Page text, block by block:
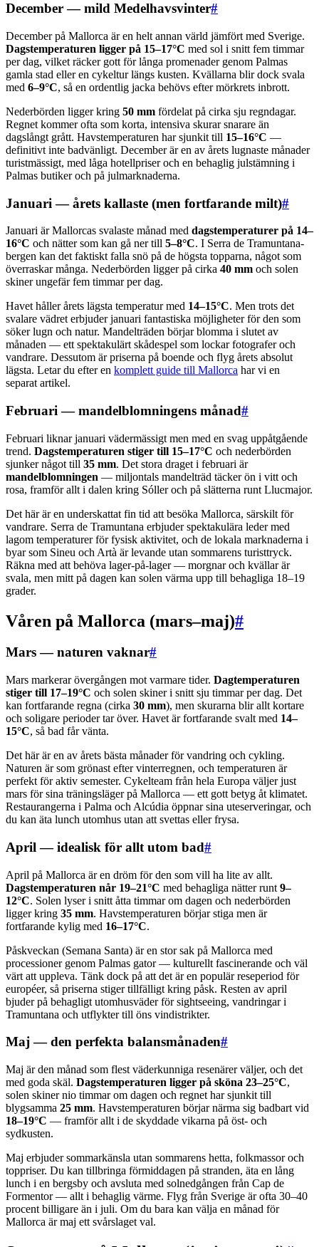
December — mild Medelhavsvinter#
December på Mallorca är en helt annan värld jämfört med Sverige.
Dagstemperaturen ligger på 15–17°C med sol i snitt fem timmar
per dag, vilket räcker gott för långa promenader genom Palmas
gamla stad eller en cykeltur längs kusten. Kvällarna blir dock svala
med 6–9°C, så en ordentlig jacka behövs efter mörkrets inbrott.
Nederbörden ligger kring 50 mm fördelat på cirka sju regndagar.
Regnet kommer ofta som korta, intensiva skurar snarare än
dagslångt grått. Havstemperaturen har sjunkit till 15–16°C —
definitivt inte badvänligt. December är en av årets lugnaste månader
turistmässigt, med låga hotellpriser och en behaglig julstämning i
Palmas butiker och på julmarknaderna.
Januari — årets kallaste (men fortfarande milt)#
Januari är Mallorcas svalaste månad med dagstemperaturer på 14–
16°C och nätter som kan gå ner till 5–8°C. I Serra de Tramuntana-
bergen kan det faktiskt falla snö på de högsta topparna, något som
överraskar många. Nederbörden ligger på cirka 40 mm och solen
skiner ungefär fem timmar per dag.
Havet håller årets lägsta temperatur med 14–15°C. Men trots det
svalare vädret erbjuder januari fantastiska möjligheter för den som
söker lugn och natur. Mandelträden börjar blomma i slutet av
månaden — ett spektakulärt skådespel som lockar fotografer och
vandrare. Dessutom är priserna på boende och flyg årets absolut
lägsta. Letar du efter en komplett guide till Mallorca har vi en
separat artikel.
Februari — mandelblomningens månad#
Februari liknar januari vädermässigt men med en svag uppåtgående
trend. Dagstemperaturen stiger till 15–17°C och nederbörden
sjunker något till 35 mm. Det stora draget i februari är
mandelblomningen — miljontals mandelträd täcker ön i vitt och
rosa, framför allt i dalen kring Sóller och på slätterna runt Llucmajor.
Det här är en underskattat fin tid att besöka Mallorca, särskilt för
vandrare. Serra de Tramuntana erbjuder spektakulära leder med
lagom temperaturer för fysisk aktivitet, och de lokala marknaderna i
byar som Sineu och Artà är levande utan sommarens turisttryck.
Räkna med att behöva lager-på-lager — morgnar och kvällar är
svala, men mitt på dagen kan solen värma upp till behagliga 18–19
grader.
Våren på Mallorca (mars–maj)#
Mars — naturen vaknar#
Mars markerar övergången mot varmare tider. Dagtemperaturen
stiger till 17–19°C och solen skiner i snitt sju timmar per dag. Det
kan fortfarande regna (cirka 30 mm), men skurarna blir allt kortare
och soligare perioder tar över. Havet är fortfarande svalt med 14–
15°C, så bad får vänta.
Det här är en av årets bästa månader för vandring och cykling.
Naturen är som grönast efter vinterregnen, och temperaturen är
perfekt för aktiv semester. Cykelteam från hela Europa väljer just
mars för sina träningsläger på Mallorca — ett gott betyg åt klimatet.
Restaurangerna i Palma och Alcúdia öppnar sina uteserveringar, och
du kan äta lunch utomhus utan att svettas eller frysa.
April — idealisk för allt utom bad#
April på Mallorca är en dröm för den som vill ha lite av allt.
Dagstemperaturen når 19–21°C med behagliga nätter runt 9–
12°C. Solen lyser i snitt åtta timmar om dagen och nederbörden
ligger kring 35 mm. Havstemperaturen börjar stiga men är
fortfarande kylig med 16–17°C.
Påskveckan (Semana Santa) är en stor sak på Mallorca med
processioner genom Palmas gator — kulturellt fascinerande och väl
värt att uppleva. Tänk dock på att det är en populär reseperiod för
européer, så priserna stiger tillfälligt kring påsk. Resten av april
bjuder på behagligt utomhusväder för sightseeing, vandringar i
Tramuntana och utflykter till öns vindistrikter.
Maj — den perfekta balansmånaden#
Maj är den månad som flest väderkunniga resenärer väljer, och det
med goda skäl. Dagstemperaturen ligger på sköna 23–25°C,
solen skiner nio timmar om dagen och regnet har sjunkit till
blygsamma 25 mm. Havstemperaturen börjar närma sig badbart vid
18–19°C — framför allt i de skyddade vikarna på öst- och
sydkusten.
Maj erbjuder sommarkänsla utan sommarens hetta, folkmassor och
toppriser. Du kan tillbringa förmiddagen på stranden, äta en lång
lunch i en bergsby och avsluta med solnedgången från Cap de
Formentor — allt i behaglig värme. Flyg från Sverige är ofta 30–40
procent billigare än i juli. Om du bara kan välja en månad för
Mallorca är maj ett svårslaget val.